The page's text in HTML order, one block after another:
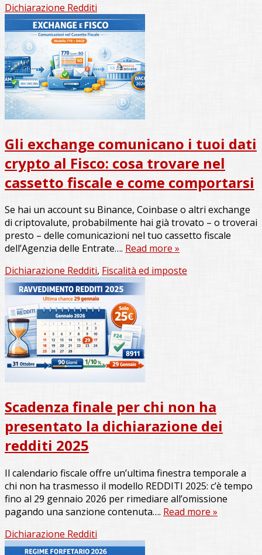
Dichiarazione Redditi
Gli exchange comunicano i tuoi dati
crypto al Fisco: cosa trovare nel
cassetto fiscale e come comportarsi
Se hai un account su Binance, Coinbase o altri exchange
di criptovalute, probabilmente hai già trovato – o troverai
presto – delle comunicazioni nel tuo cassetto fiscale
dell’Agenzia delle Entrate…. Read more »
Dichiarazione Redditi, Fiscalità ed imposte
Scadenza finale per chi non ha
presentato la dichiarazione dei
redditi 2025
Il calendario fiscale offre un’ultima finestra temporale a
chi non ha trasmesso il modello REDDITI 2025: c’è tempo
fino al 29 gennaio 2026 per rimediare all’omissione
pagando una sanzione contenuta…. Read more »
Dichiarazione Redditi